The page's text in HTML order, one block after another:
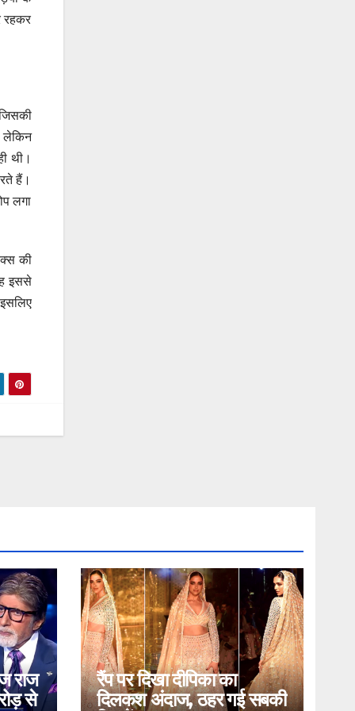
रहकर
लेकिन
थी।
हैं।
लगा
की
इससे
राज
से
रैंप पर दिखा दीपिका का
दिलकश अंदाज, ठहर गई सबकी